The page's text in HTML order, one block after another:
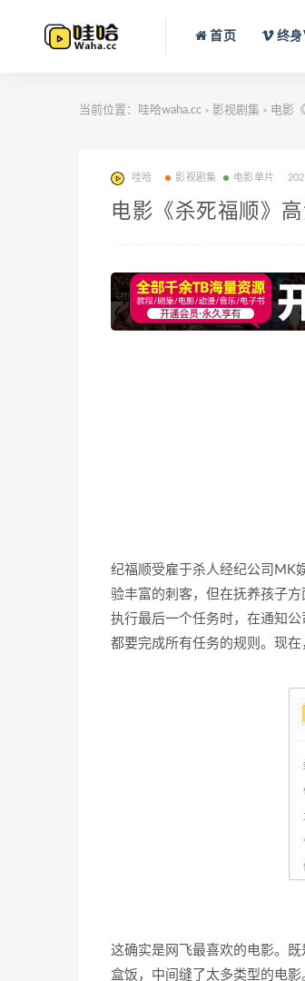
首页 终
当前位置： 哇哈waha.cc > 影视剧集 > 电影
哇哈 影视剧集 电影单片
电影《杀死福顺》
纪福顺受雇于杀人经纪公司MK
验丰富的刺客，但在抚养孩子
执行最后一个任务时，在通知
都要完成所有任务的规则。现
这确实是网飞最喜欢的电影。
盒饭，中间缝了太多类型的电